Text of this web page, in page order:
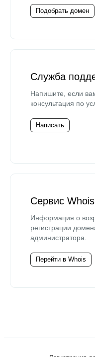
Подобрать домен
Служба
Напишите, если
консультация по
Написать
Сервис Whois
Информация о
регистрации
администратора.
Перейти в Whois